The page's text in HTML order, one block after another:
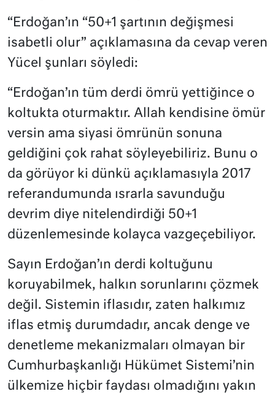
“Erdoğan’ın “50+1 şartının değişmesi
isabetli olur” açıklamasına da cevap veren
Yücel şunları söyledi:
“Erdoğan’ın tüm derdi ömrü yettiğince o
koltukta oturmaktır. Allah kendisine ömür
versin ama siyasi ömrünün sonuna
geldiğini çok rahat söyleyebiliriz. Bunu o
da görüyor ki dünkü açıklamasıyla 2017
referandumunda ısrarla savunduğu
devrim diye nitelendirdiği 50+1
düzenlemesinde kolayca vazgeçebiliyor.
Sayın Erdoğan’ın derdi koltuğunu
koruyabilmek, halkın sorunlarını çözmek
değil. Sistemin iflasıdır, zaten halkımız
iflas etmiş durumdadır, ancak denge ve
denetleme mekanizmaları olmayan bir
Cumhurbaşkanlığı Hükümet Sistemi’nin
ülkemize hiçbir faydası olmadığını yakın